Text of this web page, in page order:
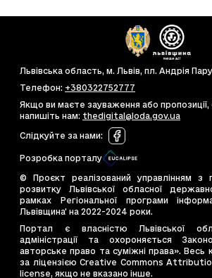
Львівська область, м. Львів, пл. Андрія
Телефон: +380322752777
Якщо ви маєте зауваження або пропозиції,
напишіть нам: thedigital@loda.gov.ua
Слідкуйте за нами:
Розробка порталу
© Проєкт реалізований управлінням з
розвитку Львівської обласної
рамках Регіональної програми
Львівщина' на 2022-2024 роки.
Портал є власністю Львівської
адміністрації та охороняється
авторське право та суміжні права». Весь
за ліцензією Creative Commons
license, якщо не вказано інше.